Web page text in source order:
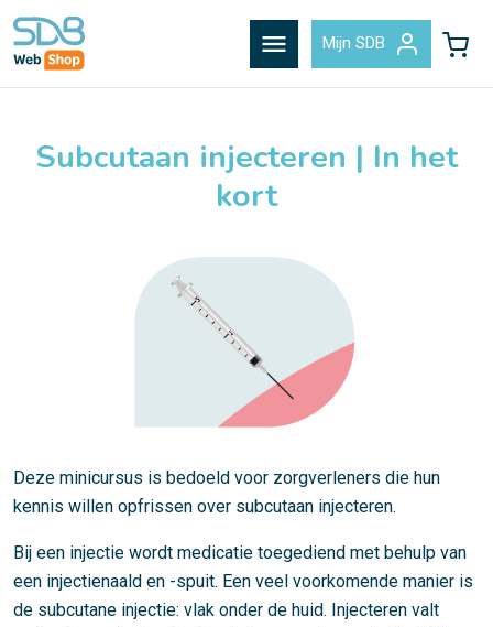
menu Mijn SDB
Subcutaan injecteren | In het
kort
Deze minicursus is bedoeld voor zorgverleners die hun
kennis willen opfrissen over subcutaan injecteren.
Bij een injectie wordt medicatie toegediend met behulp van
een injectienaald en -spuit. Een veel voorkomende manier is
de subcutane injectie: vlak onder de huid. Injecteren valt